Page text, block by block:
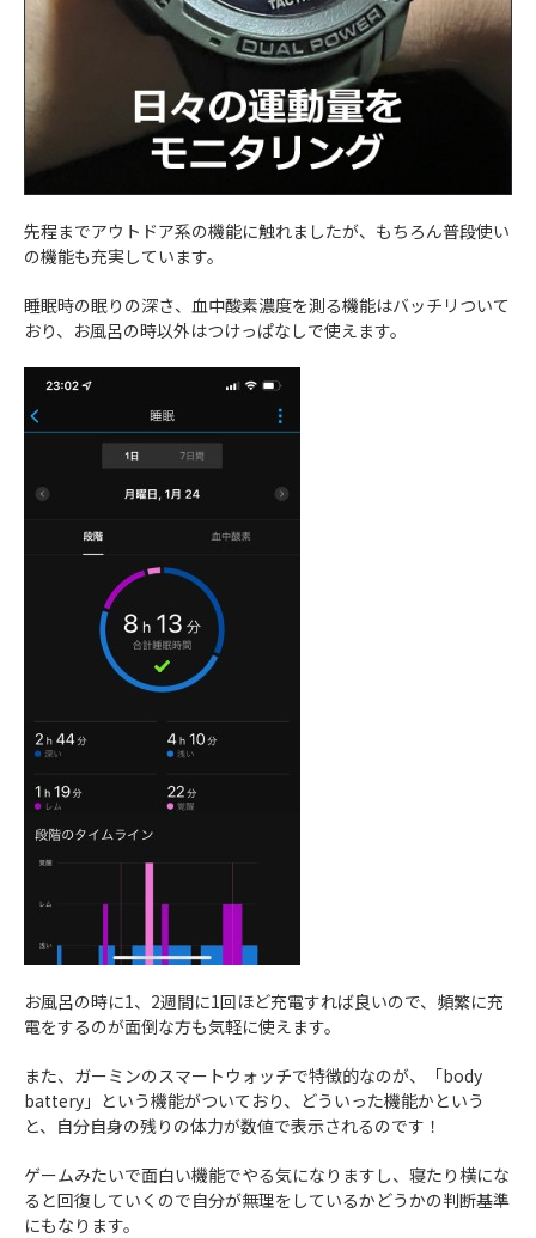
先程までアウトドア系の機能に触れましたが、もちろん普段使い
の機能も充実しています。
睡眠時の眠りの深さ、血中酸素濃度を測る機能はバッチリついて
おり、お風呂の時以外はつけっぱなしで使えます。
お風呂の時に1、2週間に1回ほど充電すれば良いので、頻繁に充
電をするのが面倒な方も気軽に使えます。
また、ガーミンのスマートウォッチで特徴的なのが、「body
battery」という機能がついており、どういった機能かという
と、自分自身の残りの体力が数値で表示されるのです！
ゲームみたいで面白い機能でやる気になりますし、寝たり横にな
ると回復していくので自分が無理をしているかどうかの判断基準
にもなります。